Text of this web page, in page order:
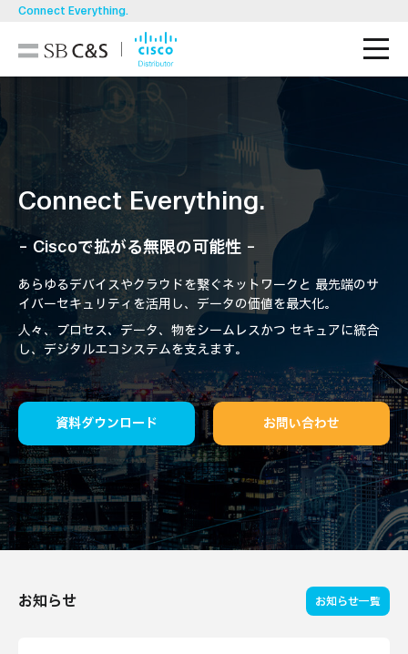
Connect Everything.
導入事例
製品一覧
ソリューション
お知らせ・イベント/セミナー
資料ダウンロード お問い合わせ
動画視聴 Partner向け
Connect Everything.
- Ciscoで拡がる無限の可能性 -
あらゆるデバイスやクラウドを繋ぐネットワークと 最先端のサ
イバーセキュリティを活用し、データの価値を最大化。
人々、プロセス、データ、物をシームレスかつ セキュアに統合
し、デジタルエコシステムを支えます。
資料ダウンロード お問い合わせ
お知らせ お知らせ一覧